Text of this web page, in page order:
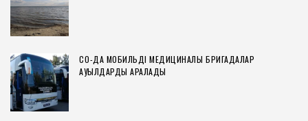
СҚО-ДА МОБИЛЬДІ МЕДИЦИНАЛЫҚ БРИГАДАЛАР
АУЫЛДАРДЫ АРАЛАДЫ